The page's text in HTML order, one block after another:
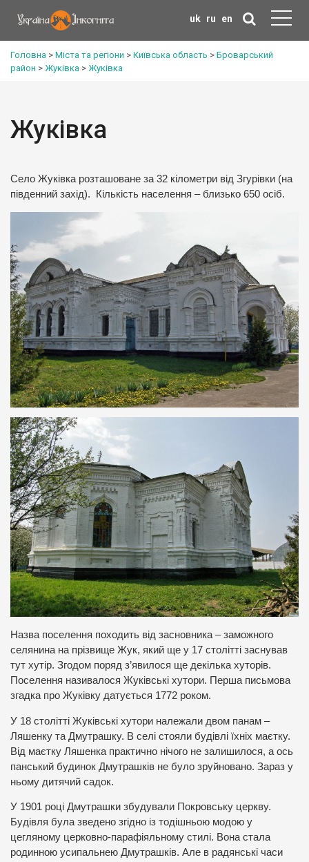
uk ru en
Головна > Міста та регіони > Київська область > Броварський
район > Жуківка > Жуківка
Жуківка
Село Жуківка розташоване за 32 кілометри від Згурівки (на
південний захід). Кількість населення – близько 650 осіб.
Назва поселення походить від засновника – заможного
селянина на прізвище Жук, який ще у 17 столітті заснував
тут хутір. Згодом поряд з’явилося ще декілька хуторів.
Поселення називалося Жуківські хутори. Перша письмова
згадка про Жуківку датується 1772 роком.
У 18 столітті Жуківські хутори належали двом панам –
Ляшенку та Дмутрашку. В селі стояли будівлі їхніх маєтку.
Від маєтку Ляшенка практично нічого не залишилося, а ось
панський будинок Дмутрашків не було зруйновано. Зараз у
ньому дитячий садок.
У 1901 році Дмутрашки збудували Покровську церкву.
Будівля була зведено згідно із тодішньою модою у
цегляному церковно-парафіяльному стилі. Вона стала
родинною усипальнею Дмутрашків. Але в радянські часи